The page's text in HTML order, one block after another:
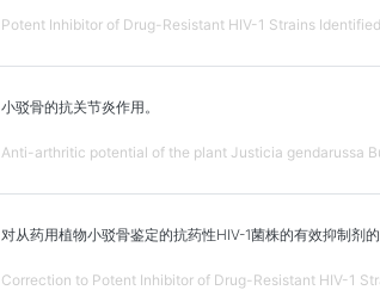
Potent Inhibitor of Drug-Resistant HIV-1 Strains
小驳骨的抗关节炎作用。
Anti-arthritic potential of the plant Justicia gendarussa
对从药用植物小驳骨鉴定的抗药性HIV-1菌株的有效抑制剂的
Correction to Potent Inhibitor of Drug-Resistant HIV-1